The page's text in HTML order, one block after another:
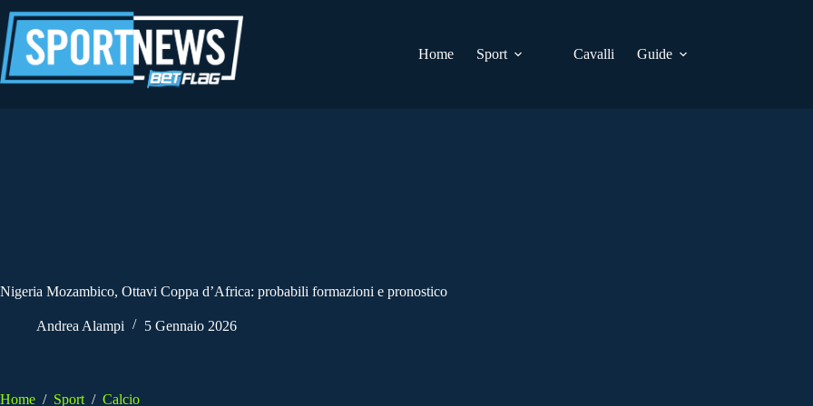
al
contenuto
Home
Sport Cavalli Guide
Nigeria Mozambico, Ottavi Coppa d’Africa: probabili formazioni e pronostico
Andrea Alampi 5 Gennaio 2026
Home / Sport / Calcio